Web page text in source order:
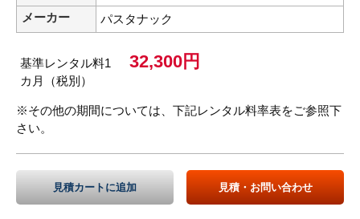
メーカー
パスタナック
基準レンタル料1
カ月（税別）
32,300円
※その他の期間については、下記レンタル料率表をご参照下
さい。
見積カートに追加 見積・お問い合わせ